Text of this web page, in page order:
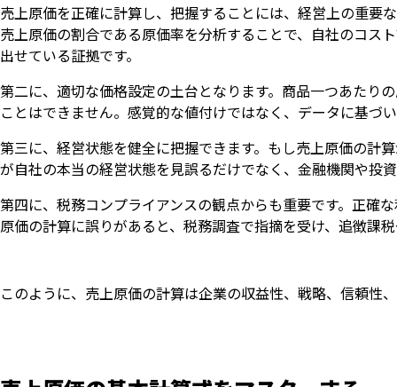
売上原価を正確に計算し、把握することには、経営上の重要
売上原価の割合である原価率を分析することで、自社のコス
出せている証拠です。
第二に、適切な価格設定の土台となります。商品一つあたり
ことはできません。感覚的な値付けではなく、データに基づ
第三に、経営状態を健全に把握できます。もし売上原価の計
が自社の本当の経営状態を見誤るだけでなく、金融機関や投
第四に、税務コンプライアンスの観点からも重要です。正確
原価の計算に誤りがあると、税務調査で指摘を受け、追徴課
このように、売上原価の計算は企業の収益性、戦略、信頼性